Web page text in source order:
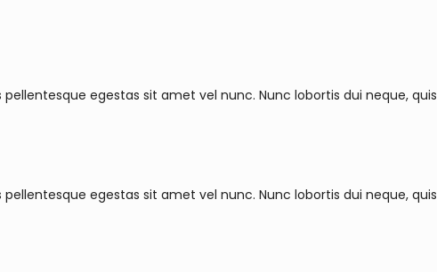
egestas sit amet vel nunc. Nunc lobortis dui neque, quis
egestas sit amet vel nunc. Nunc lobortis dui neque, quis